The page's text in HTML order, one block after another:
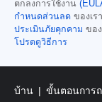
ตกลงการใช้งาน
กำหนดส่วนลด ของเร
ประเมินภัยคุกคาม ขอ
โปรดดูวิธีการ
บ้าน ขั้นตอนการ